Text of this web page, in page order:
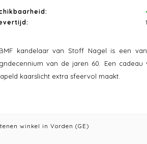
kandelaar van Stoff Nagel is een
van de jaren 60. Een
kaarslicht extra sfeervol maakt.
winkel in Vorden (GE)